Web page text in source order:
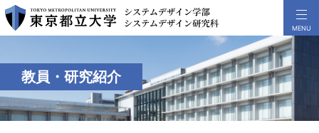
教員・研究紹介